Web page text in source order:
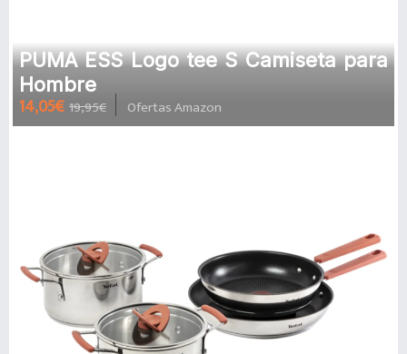
PUMA ESS Logo tee S Camiseta para
Hombre
14,05€ 19,95€ Ofertas Amazon